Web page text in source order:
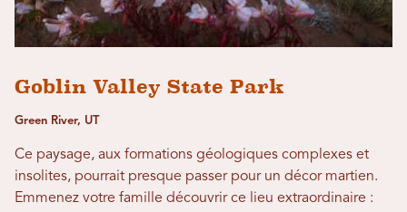
Goblin Valley State Park
Green River, UT
Ce paysage, aux formations géologiques complexes et
insolites, pourrait presque passer pour un décor martien.
Emmenez votre famille découvrir ce lieu extraordinaire :